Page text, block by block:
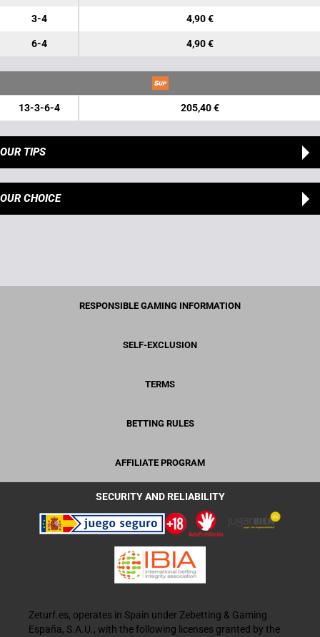
3-4 4,90 €
6-4 4,90 €
13-3-6-4 205,40 €
OUR TIPS
OUR CHOICE
RESPONSIBLE GAMING INFORMATION
SELF-EXCLUSION
TERMS
BETTING RULES
AFFILIATE PROGRAM
SECURITY AND RELIABILITY
Zeturf.es, operates in Spain under Zebetting & Gaming
España, S.A.U., with the following licenses granted by the